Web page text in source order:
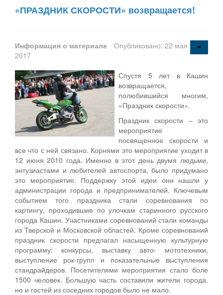
«ПРАЗДНИК СКОРОСТИ» возвращается!
Информация о материале
Опубликовано: 22 мая
2017
Спустя 5 лет в Кашин
возвращается,
полюбившийся многим,
«Праздник скорости».
Праздник скорости – это
мероприятие
посвященное скорости и
все что с ней связано. Корнями это мероприятие уходит в
12 июня 2010 года. Именно в этот день двумя людьми,
энтузиастами и любителей автоспорта, было придумано
это мероприятие. Поддержку этой идеи они нашли у
администрации города и предпринимателей. Ключевым
событием того праздника стали соревнования по
картингу, проходившие по улочкам старинного русского
города Кашин. Участниками соревнований стали команды
из Тверской и Московской областей. Кроме соревнований
праздник скорости предлагал насыщенную культурную
программу: конкурсы, выставку авто- мототехники,
выступление рок-групп и показательные выступления
стандрайдеров. Посетителями мероприятия стало боле
1500 человек. Большую часть составили жители города,
но и гостей из соседних городов было не мало.